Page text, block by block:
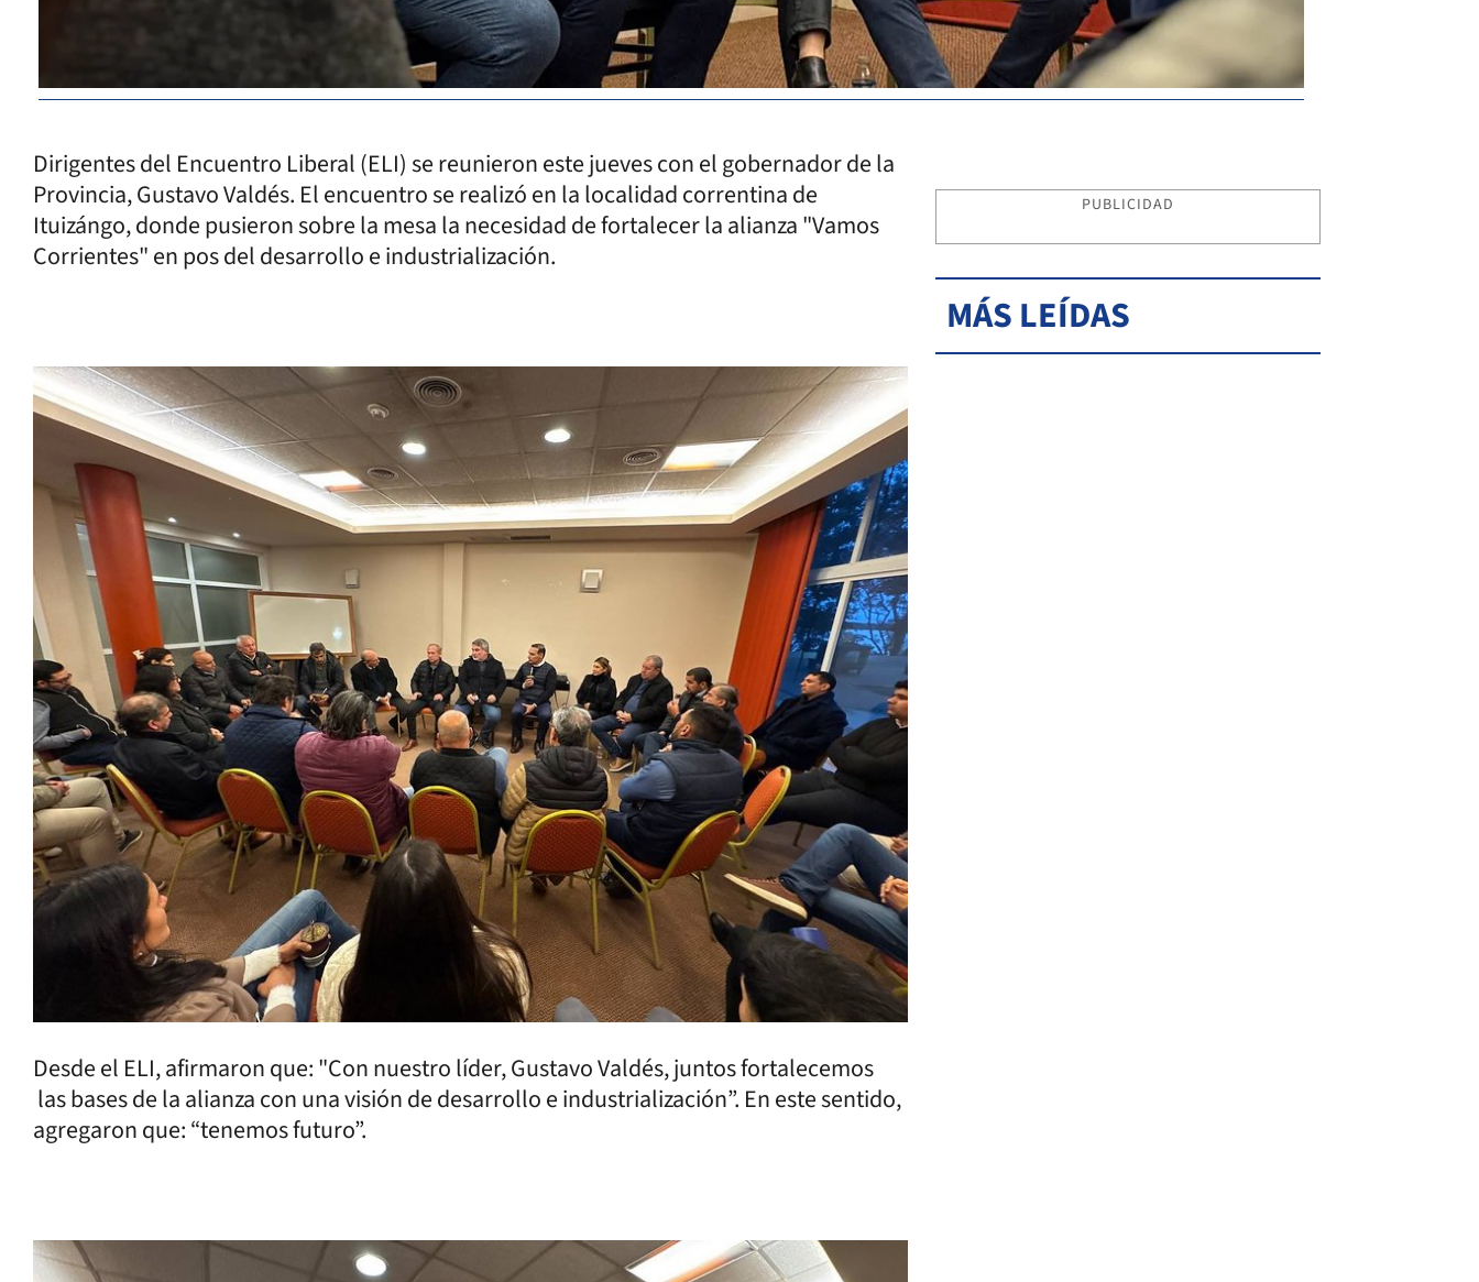
Dirigentes del Encuentro Liberal (ELI) se reunieron este jueves con el gobernador de la
Provincia, Gustavo Valdés. El encuentro se realizó en la localidad correntina de
Ituizángo, donde pusieron sobre la mesa la necesidad de fortalecer la alianza "Vamos
Corrientes" en pos del desarrollo e industrialización.
Desde el ELI, afirmaron que: "Con nuestro líder, Gustavo Valdés, juntos fortalecemos
las bases de la alianza con una visión de desarrollo e industrialización”. En este sentido,
agregaron que: “tenemos futuro”.
PUBLICIDAD
MÁS LEÍDAS